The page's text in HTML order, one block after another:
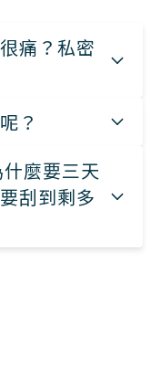
痛？私密
？
麼要三天
刮到剩多